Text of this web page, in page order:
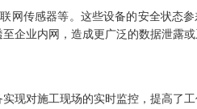
网传感器等。这些设备的安全状态
企业内网，造成更广泛的数据泄露或
现对施工现场的实时监控，提高了